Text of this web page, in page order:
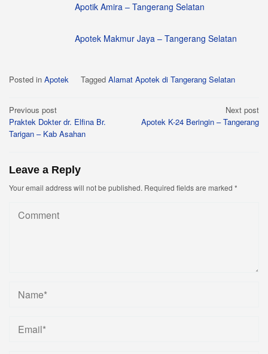
Apotik Amira – Tangerang Selatan
Apotek Makmur Jaya – Tangerang Selatan
Posted in Apotek Tagged Alamat Apotek di Tangerang Selatan
Post
navigation
Previous post
Praktek Dokter dr. Elfina Br.
Tarigan – Kab Asahan
Next post
Apotek K-24 Beringin – Tangerang
Leave a Reply
Your email address will not be published. Required fields are marked *